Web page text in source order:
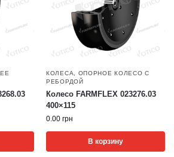
КОЛЕСА
ОПОРНОЕ КОЛЕСО С
РЕБОРДОЙ
Колесо FARMFLEX 023276.03
400×115
0.00 грн
В корзину